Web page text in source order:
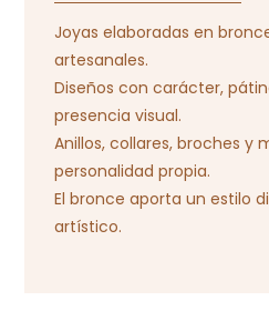
Joyas elaboradas en
artesanales.
Diseños con carácter,
presencia visual.
Anillos, collares, broches y
personalidad propia.
El bronce aporta un estilo
artístico.